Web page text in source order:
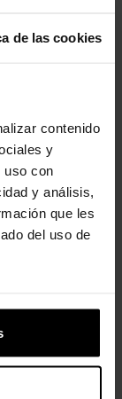
de las cookies
contenido
y
uso con
y análisis,
que les
del uso de
€